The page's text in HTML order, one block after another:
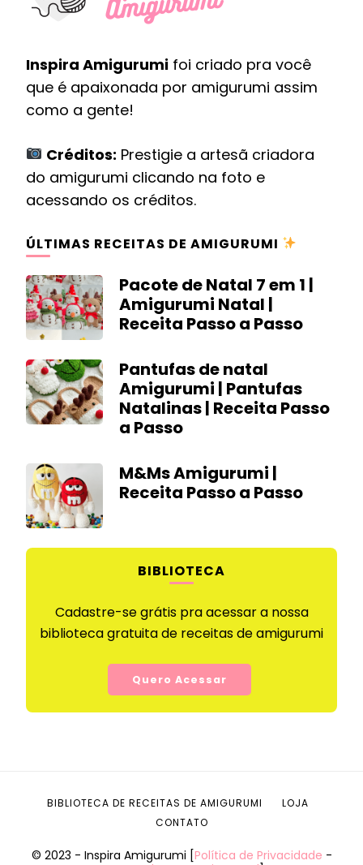
Inspira Amigurumi foi criado pra você
que é apaixonada por amigurumi assim
como a gente!
Créditos: Prestigie a artesã criadora
do amigurumi clicando na foto e
acessando os créditos.
ÚLTIMAS RECEITAS DE AMIGURUMI
Pacote de Natal 7 em 1 |
Amigurumi Natal |
Receita Passo a Passo
Pantufas de natal
Amigurumi | Pantufas
Natalinas | Receita Passo
a Passo
M&Ms Amigurumi |
Receita Passo a Passo
BIBLIOTECA
Cadastre-se grátis pra acessar a nossa
biblioteca gratuita de receitas de amigurumi
Quero Acessar
© 2023 - Inspira Amigurumi [Política de Privacidade -
BIBLIOTECA DE RECEITAS DE AMIGURUMI
LOJA
CONTATO